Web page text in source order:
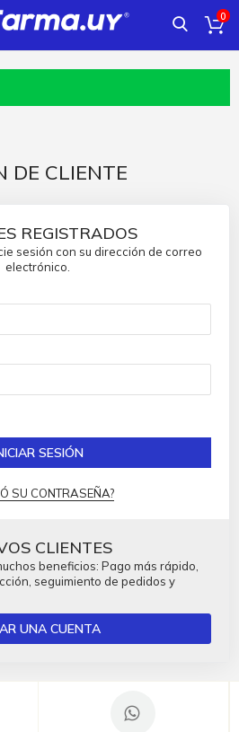
0
DE CLIENTE
REGISTRADOS
sesión con su dirección de correo
electrónico.
SESIÓN
SU CONTRASEÑA?
CLIENTES
beneficios: Pago más rápido,
seguimiento de pedidos y
UNA CUENTA